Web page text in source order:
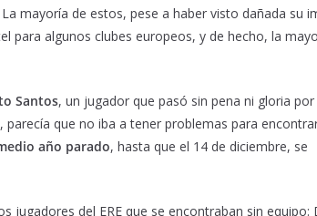
mayoría de estos, pese a haber visto dañada su
para algunos clubes europeos, y de hecho, la
Santos, un jugador que pasó sin pena ni gloria por
que no iba a tener problemas para
año parado, hasta que el 14 de diciembre, se
jugadores del ERE que se encontraban sin equipo: